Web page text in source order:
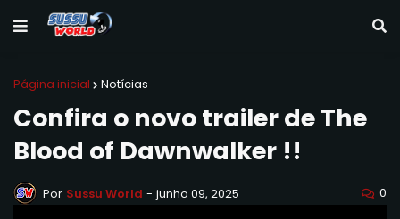
Página inicial Notícias
Confira o novo trailer de The
Blood of Dawnwalker !!
Por Sussu World - junho 09, 2025 0